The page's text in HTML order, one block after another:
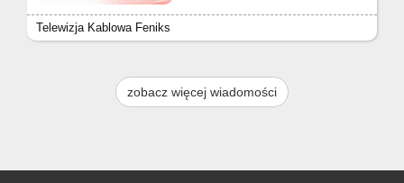
Telewizja Kablowa Feniks
zobacz więcej wiadomości